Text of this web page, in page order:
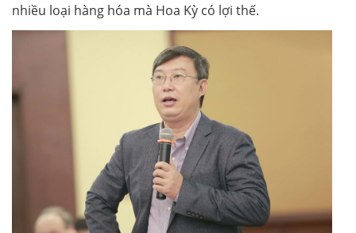
nhiều loại hàng hóa mà Hoa Kỳ có lợi thế.